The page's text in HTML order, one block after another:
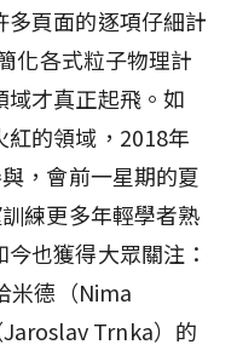
頁面的逐項仔細計
化各式粒子物理計
才真正起飛。如
的領域，2018年
，會前一星期的夏
練更多年輕學者熟
也獲得大眾關注：
米德（Nima
Trnka）的